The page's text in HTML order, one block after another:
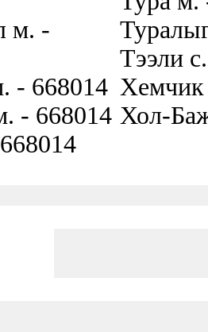
м. -
- 668014
- 668014
Тээли
Хемчик
Хол-